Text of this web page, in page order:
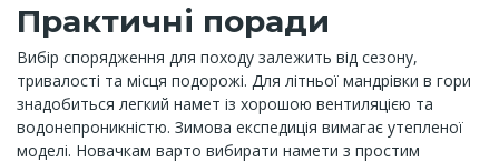
Практичні поради
Вибір спорядження для походу залежить від сезону,
тривалості та місця подорожі. Для літньої мандрівки в гори
знадобиться легкий намет із хорошою вентиляцією та
водонепроникністю. Зимова експедиція вимагає утепленої
моделі. Новачкам варто вибирати намети з простим